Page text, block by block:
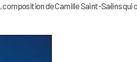
, composition de Camille Saint-Saëns qui